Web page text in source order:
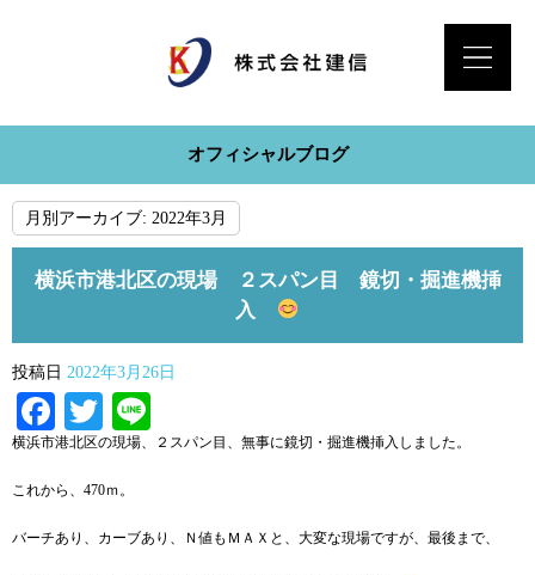
オフィシャルブログ
月別アーカイブ: 2022年3月
横浜市港北区の現場 ２スパン目 鏡切・掘進機挿
入
投稿日 2022年3月26日
Facebook
Twitter
横浜市港北区の現場、２スパン目、無事に鏡切・掘進機挿入しました。
これから、470ｍ。
バーチあり、カーブあり、Ｎ値もＭＡＸと、大変な現場ですが、最後まで、